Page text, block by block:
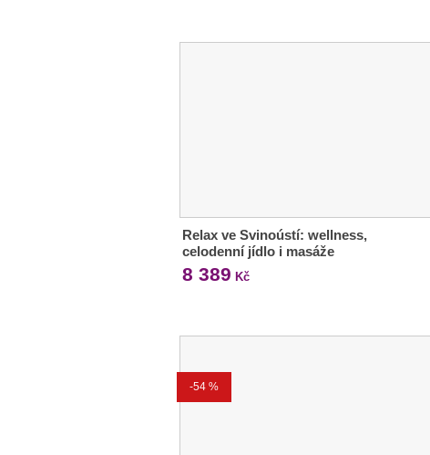
Relax ve Svinoústí: wellness,
celodenní jídlo i masáže
8 389 Kč
-54 %